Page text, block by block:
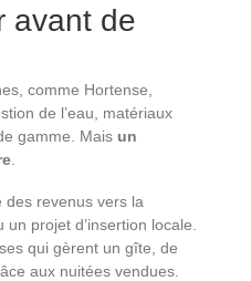
avant de
comme Hortense,
de l’eau, matériaux
gamme. Mais un
des revenus vers la
projet d’insertion locale.
qui gèrent un gîte, de
aux nuitées vendues.